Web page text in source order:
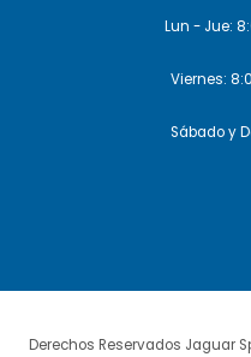
Lun - Jue:
Viernes:
Sábado y
Derechos Reservados Jaguar